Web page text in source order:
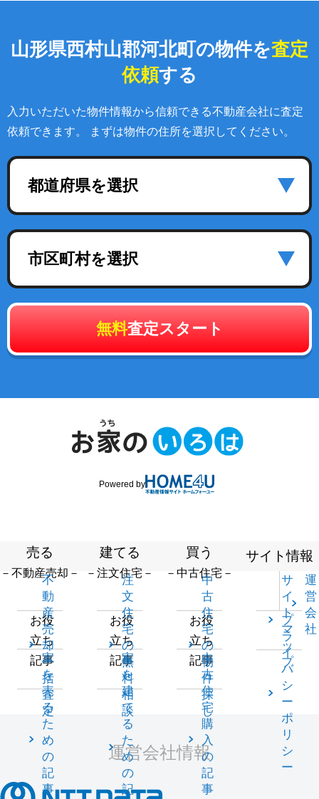
山形県西村山郡河北町の物件を査定
依頼する
入力いただいた物件情報から信頼できる不動産会社に査定
依頼できます。 まずは物件の住所を選択してください。
都道府県を選択
市区町村を選択
無料査定スタート
Powered by
売る
－不動産売却－
不
動
産
売
却
一
括
査
定
お役
立ち
記事
家
を
売
る
た
め
の
記
事
建てる
－注文住宅－
注
文
住
宅
の
無
料
相
談
お役
立ち
記事
家
を
建
て
る
た
め
の
記
買う
－中古住宅－
中
古
住
宅
の
物
件
探
し
お役
立ち
記事
中
古
住
宅
購
入
の
記
事
サイト情報
サ
イ
ト
マ
ッ
プ
運
営
会
社
プ
ラ
イ
バ
シ
ー
ポ
リ
シ
ー
運営会社情報